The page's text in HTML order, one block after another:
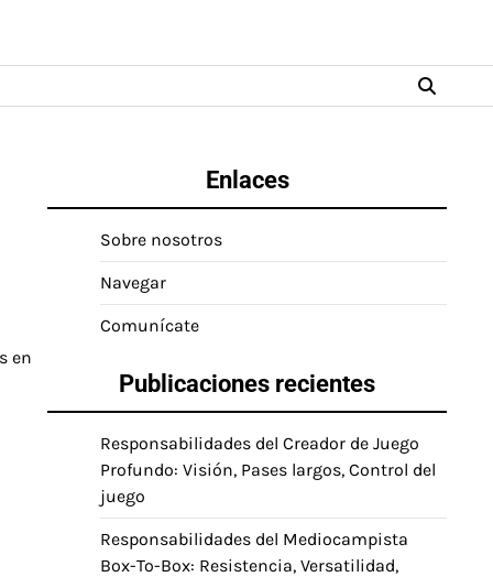
en
Enlaces
Sobre nosotros
Navegar
Comunícate
Publicaciones recientes
Responsabilidades del Creador de Juego
Profundo: Visión, Pases largos, Control del
juego
Responsabilidades del Mediocampista
Box-To-Box: Resistencia, Versatilidad,